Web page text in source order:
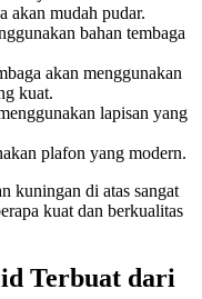
akan mudah pudar.
bahan tembaga
akan menggunakan
kuat.
lapisan yang
plafon yang modern.
kuningan di atas sangat
kuat dan berkualitas
Terbuat dari